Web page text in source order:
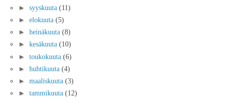
► syyskuuta (11)
► elokuuta (5)
► heinäkuuta (8)
► kesäkuuta (10)
► toukokuuta (6)
► huhtikuuta (4)
► maaliskuuta (3)
► tammikuuta (12)